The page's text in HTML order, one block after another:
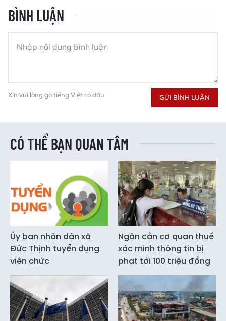
BÌNH LUẬN
Xin vui lòng gõ tiếng Việt có dấu GỬI BÌNH LUẬN
CÓ THỂ BẠN QUAN TÂM
Ủy ban nhân dân xã
Đức Thịnh tuyển dụng
viên chức
Ngăn cản cơ quan thuế
xác minh thông tin bị
phạt tới 100 triệu đồng